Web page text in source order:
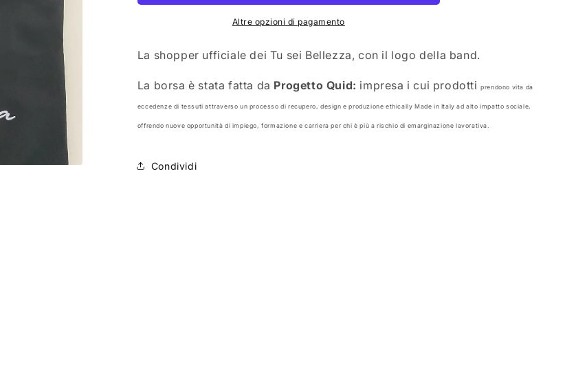
Official
Official
Shopper
Altre opzioni di pagamento
La shopper ufficiale dei Tu sei Bellezza, con il logo della band.
La borsa è stata fatta da Progetto Quid: impresa i cui prodottiprendono vita da
eccedenze di tessuti attraverso un processo di recupero, design e produzione ethically Made in Italy ad alto impatto sociale,
offrendo nuove opportunità di impiego, formazione e carriera per chi è più a rischio di emarginazione lavorativa.
Condividi